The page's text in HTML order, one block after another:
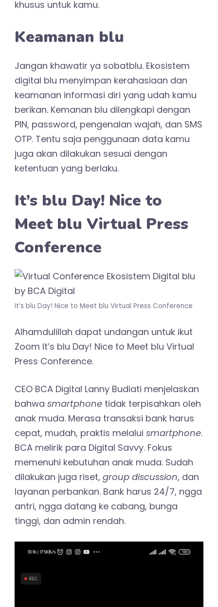
khusus untuk kamu.
Keamanan blu
Jangan khawatir ya sobatblu. Ekosistem
digital blu menyimpan kerahasiaan dan
keamanan informasi diri yang udah kamu
berikan. Kemanan blu dilengkapi dengan
PIN, password, pengenalan wajah, dan SMS
OTP. Tentu saja penggunaan data kamu
juga akan dilakukan sesuai dengan
ketentuan yang berlaku.
It’s blu Day! Nice to
Meet blu Virtual Press
Conference
It’s blu Day! Nice to Meet blu Virtual Press Conference
Alhamdulillah dapat undangan untuk ikut
Zoom It’s blu Day! Nice to Meet blu Virtual
Press Conference.
CEO BCA Digital Lanny Budiati menjelaskan
bahwa smartphone tidak terpisahkan oleh
anak muda. Merasa transaksi bank harus
cepat, mudah, praktis melalui smartphone.
BCA melirik para Digital Savvy. Fokus
memenuhi kebutuhan anak muda. Sudah
dilakukan juga riset, group discussion, dan
layanan perbankan. Bank harus 24/7, ngga
antri, ngga datang ke cabang, bunga
tinggi, dan admin rendah.